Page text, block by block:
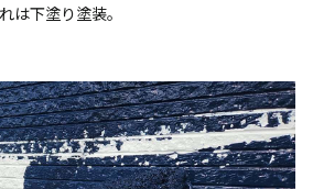
は下塗り塗装。